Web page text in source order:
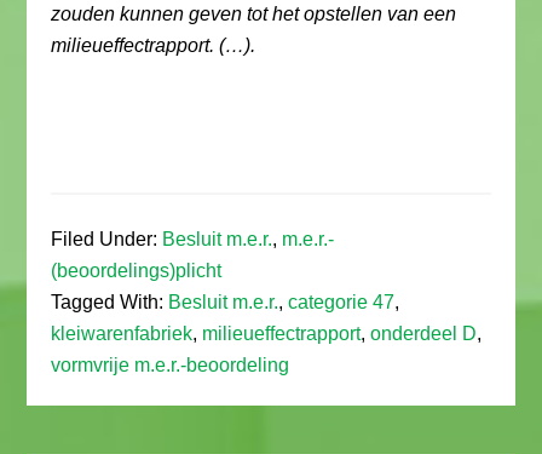
zouden kunnen geven tot het opstellen van een
milieueffectrapport. (…).
Filed Under: Besluit m.e.r., m.e.r.-
(beoordelings)plicht
Tagged With: Besluit m.e.r.,categorie 47,
kleiwarenfabriek, milieueffectrapport,onderdeel D,
vormvrije m.e.r.-beoordeling